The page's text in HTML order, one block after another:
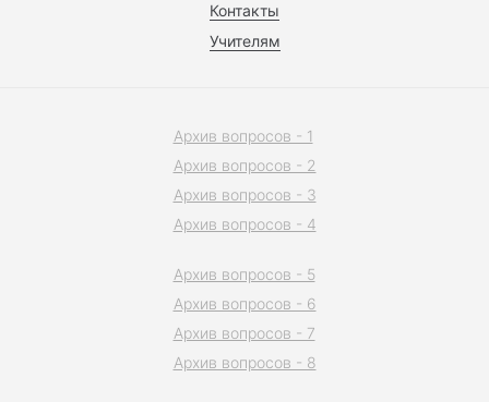
Контакты
Учителям
Архив вопросов - 1
Архив вопросов - 2
Архив вопросов - 3
Архив вопросов - 4
Архив вопросов - 5
Архив вопросов - 6
Архив вопросов - 7
Архив вопросов - 8